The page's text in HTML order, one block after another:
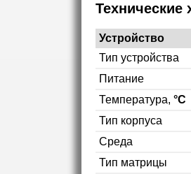
Технические
Устройство
Тип устройства
Питание
Температура, °C
Тип корпуса
Среда
Тип матрицы